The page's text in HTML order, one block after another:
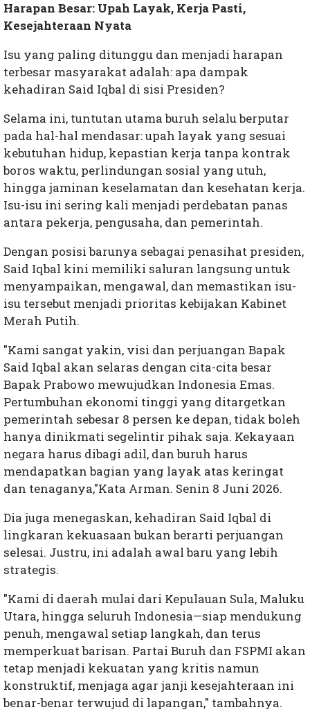
Harapan Besar: Upah Layak, Kerja Pasti,
Kesejahteraan Nyata
Isu yang paling ditunggu dan menjadi harapan
terbesar masyarakat adalah: apa dampak
kehadiran Said Iqbal di sisi Presiden?
Selama ini, tuntutan utama buruh selalu berputar
pada hal-hal mendasar: upah layak yang sesuai
kebutuhan hidup, kepastian kerja tanpa kontrak
boros waktu, perlindungan sosial yang utuh,
hingga jaminan keselamatan dan kesehatan kerja.
Isu-isu ini sering kali menjadi perdebatan panas
antara pekerja, pengusaha, dan pemerintah.
Dengan posisi barunya sebagai penasihat presiden,
Said Iqbal kini memiliki saluran langsung untuk
menyampaikan, mengawal, dan memastikan isu-
isu tersebut menjadi prioritas kebijakan Kabinet
Merah Putih.
"Kami sangat yakin, visi dan perjuangan Bapak
Said Iqbal akan selaras dengan cita-cita besar
Bapak Prabowo mewujudkan Indonesia Emas.
Pertumbuhan ekonomi tinggi yang ditargetkan
pemerintah sebesar 8 persen ke depan, tidak boleh
hanya dinikmati segelintir pihak saja. Kekayaan
negara harus dibagi adil, dan buruh harus
mendapatkan bagian yang layak atas keringat
dan tenaganya,"Kata Arman. Senin 8 Juni 2026.
Dia juga menegaskan, kehadiran Said Iqbal di
lingkaran kekuasaan bukan berarti perjuangan
selesai. Justru, ini adalah awal baru yang lebih
strategis.
"Kami di daerah mulai dari Kepulauan Sula, Maluku
Utara, hingga seluruh Indonesia—siap mendukung
penuh, mengawal setiap langkah, dan terus
memperkuat barisan. Partai Buruh dan FSPMI akan
tetap menjadi kekuatan yang kritis namun
konstruktif, menjaga agar janji kesejahteraan ini
benar-benar terwujud di lapangan," tambahnya.